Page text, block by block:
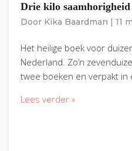
Drie kilo saamhorigheid
Door Kika Baardman 11
Het heilige boek voor
Nederland. Zo’n
twee boeken en verpakt in
Lees verder »